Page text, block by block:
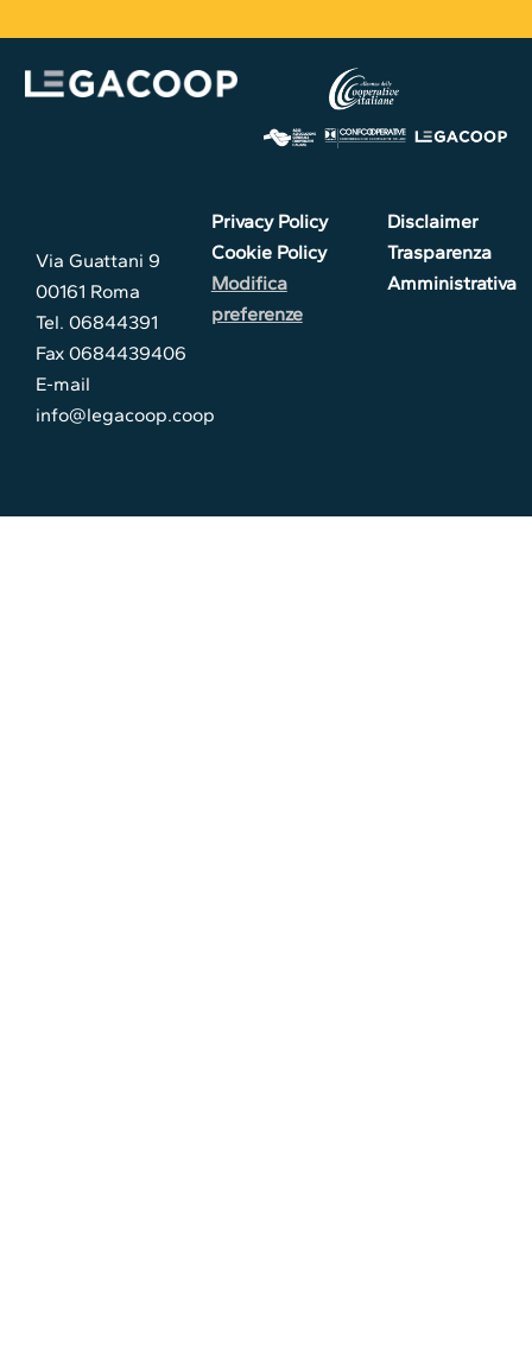
Via Guattani 9
00161 Roma
Tel. 06844391
Fax 0684439406
E-mail
info@legacoop.coop
Privacy Policy
Cookie Policy
Modifica
preferenze
Disclaimer
Trasparenza
Amministrativa